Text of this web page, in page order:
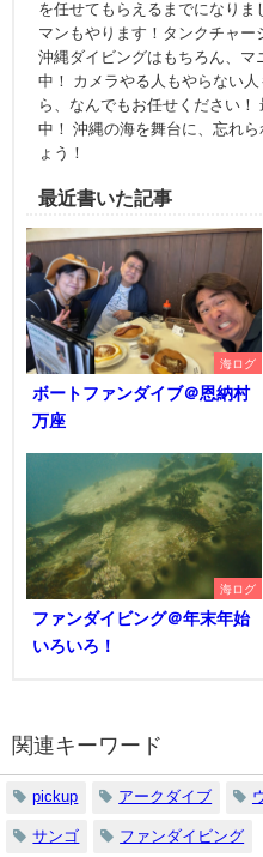
を任せてもらえるまでになり
マンもやります！タンクチャ
沖縄ダイビングはもちろん、
中！ カメラやる人もやらない
ら、なんでもお任せください
中！ 沖縄の海を舞台に、忘れ
ょう！
最近書いた記事
海ログ
ボートファンダイブ＠恩納村
万座
海ログ
ファンダイビング＠年末年始
いろいろ！
関連キーワード
pickup アークダイブ
サンゴ ファンダイビング